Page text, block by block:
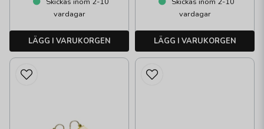
vardagar
LÄGG I VARUKORGEN
vardagar
LÄGG I VARUKORGEN